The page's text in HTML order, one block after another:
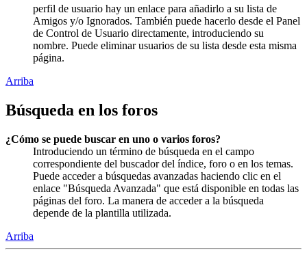
perfil de usuario hay un enlace para añadirlo a su lista de
Amigos y/o Ignorados. También puede hacerlo desde el Panel
de Control de Usuario directamente, introduciendo su
nombre. Puede eliminar usuarios de su lista desde esta misma
página.
Arriba
Búsqueda en los foros
¿Cómo se puede buscar en uno o varios foros?
Introduciendo un término de búsqueda en el campo
correspondiente del buscador del índice, foro o en los temas.
Puede acceder a búsquedas avanzadas haciendo clic en el
enlace "Búsqueda Avanzada" que está disponible en todas las
páginas del foro. La manera de acceder a la búsqueda
depende de la plantilla utilizada.
Arriba